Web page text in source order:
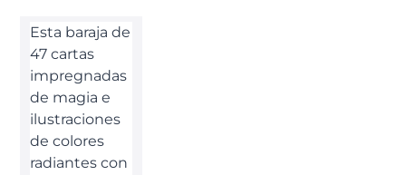
Esta baraja de
47 cartas
impregnadas
de magia e
ilustraciones
de colores
radiantes con